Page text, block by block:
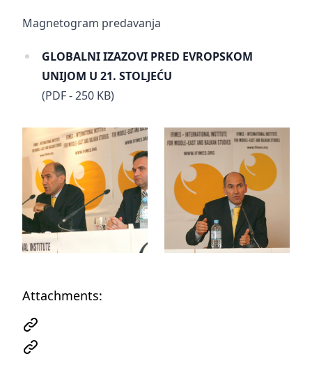
Magnetogram predavanja
GLOBALNI IZAZOVI PRED EVROPSKOM
UNIJOM U 21. STOLJEĆU
(PDF - 250 KB)
Attachments: